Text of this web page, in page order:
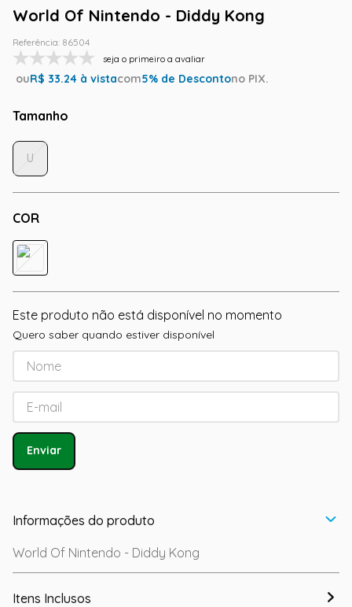
World Of Nintendo - Diddy Kong
Referência: 86504
seja o primeiro a avaliar
ouR$ 33.24 à vistacom5% de Descontono PIX.
Tamanho
COR
U
Este produto não está disponível no momento
Quero saber quando estiver disponível
Enviar
Informações do produto
World Of Nintendo - Diddy Kong
Itens Inclusos